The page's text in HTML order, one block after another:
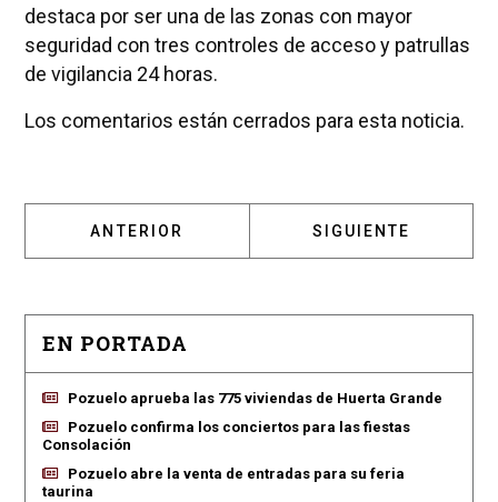
destaca por ser una de las zonas con mayor
seguridad con tres controles de acceso y patrullas
de vigilancia 24 horas.
Los comentarios están cerrados para esta noticia.
ARTÍCULO ANTERIOR: SARA CARBONERO E
ANTERIOR ARTÍCULO
SIGUIENTE
EN PORTADA
Pozuelo aprueba las 775 viviendas de Huerta Grande
Pozuelo confirma los conciertos para las fiestas
Consolación
Pozuelo abre la venta de entradas para su feria
taurina